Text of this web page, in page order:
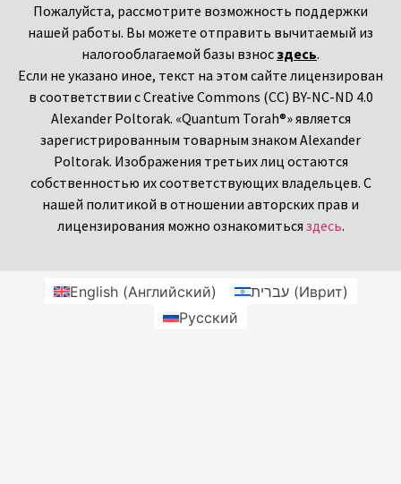
Пожалуйста, рассмотрите возможность поддержки
нашей работы. Вы можете отправить вычитаемый из
налогооблагаемой базы взнос здесь.
Если не указано иное, текст на этом сайте лицензирован
в соответствии с Creative Commons (CC) BY-NC-ND 4.0
Alexander Poltorak. «Quantum Torah®» является
зарегистрированным товарным знаком Alexander
Poltorak. Изображения третьих лиц остаются
собственностью их соответствующих владельцев. С
нашей политикой в отношении авторских прав и
лицензирования можно ознакомиться здесь.
English(Английский) עברית(Иврит)
Русский